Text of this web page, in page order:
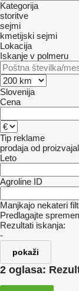
Kategorija
storitve
sejmi
kmetijski sejmi
Lokacija
Iskanje v polmeru
Slovenija
Cena
Tip reklame
prodaja od
Leto
Agroline ID
Manjkajo nekateri
Predlagajte
Rezultati iskanja:
-
pokaži
2 oglasa: